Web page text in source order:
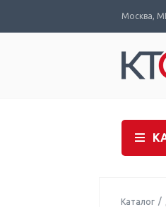
Москва,
Каталог